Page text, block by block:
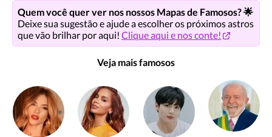
Quem você quer ver nos nossos Mapas de Famosos? 🌟
Deixe sua sugestão e ajude a escolher os próximos astros
que vão brilhar por aqui! Clique aqui e nos conte!
Veja mais famosos